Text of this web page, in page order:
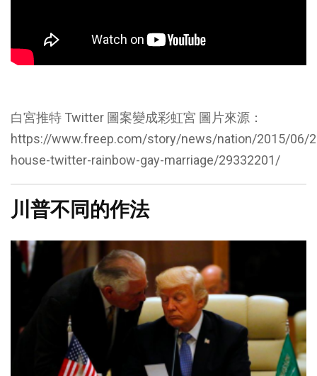
白宮推特 Twitter 圖案變成彩虹宮 圖片來源：
https://www.freep.com/story/news/nation/2015/06/
house-twitter-rainbow-gay-marriage/29332201/
川普不同的作法